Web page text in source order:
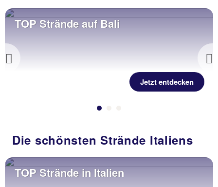
Previous
TOP Strände auf Bali
Jetzt entdecken
Die schönsten Strände Italiens
TOP Strände in Italien